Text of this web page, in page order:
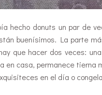
hecho donuts un par de
buenísimos. La parte
que hacer dos veces:
en casa, permanece
en el día o